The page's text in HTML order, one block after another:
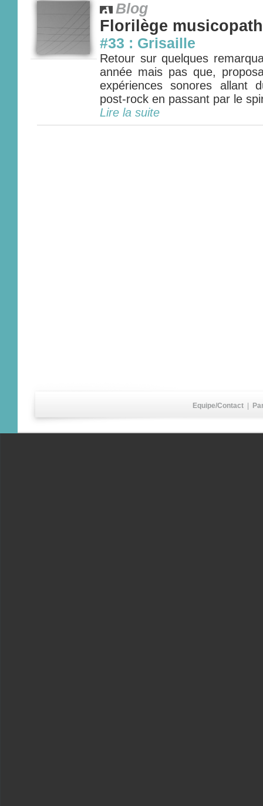
Blog
Florilège
#33 : Grisaille
Retour sur quelques
année mais pas que,
expériences sonores allant
post-rock en passant par le
Lire la suite
Equipe/Contact